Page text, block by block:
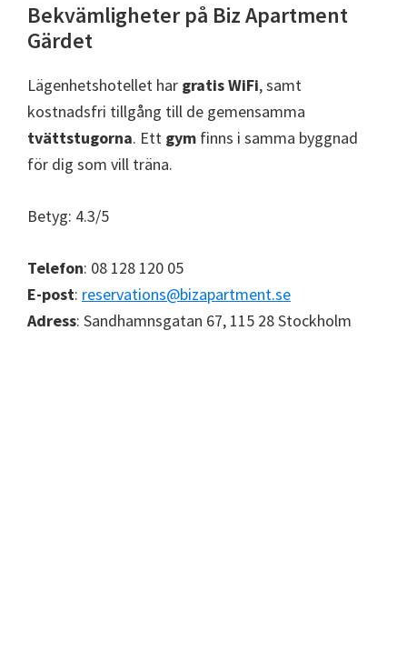
Bekvämligheter på Biz Apartment
Gärdet
Lägenhetshotellet har gratis WiFi, samt
kostnadsfri tillgång till de gemensamma
tvättstugorna. Ett gym finns i samma byggnad
för dig som vill träna.
Betyg: 4.3/5
Telefon: 08 128 120 05
E-post: reservations@bizapartment.se
Adress: Sandhamnsgatan 67, 115 28 Stockholm